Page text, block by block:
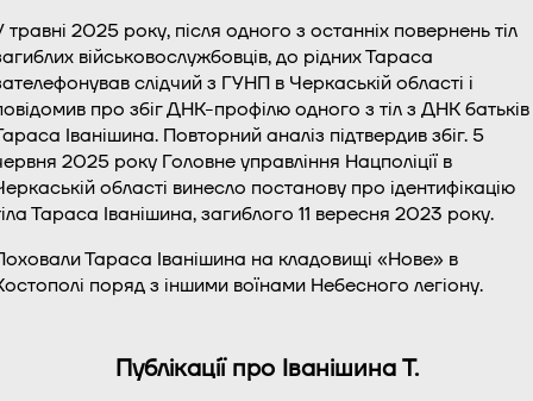
травні 2025 року, після одного з останніх повернень тіл
військовослужбовців, до рідних Тараса
слідчий з ГУНП в Черкаській області і
про збіг ДНК-профілю одного з тіл з ДНК батьків
Іванішина. Повторний аналіз підтвердив збіг. 5
2025 року Головне управління Нацполіції в
області винесло постанову про ідентифікацію
Тараса Іванішина, загиблого 11 вересня 2023 року.
Тараса Іванішина на кладовищі «Нове» в
поряд з іншими воїнами Небесного легіону.
Публікації про Іванішина Т.